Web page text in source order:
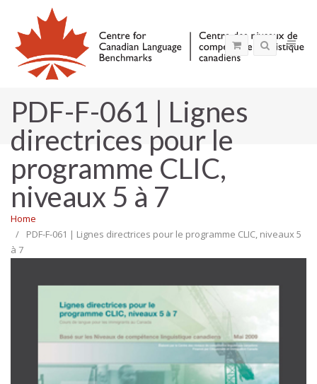
PDF-F-061 | Lignes
directrices pour le
programme CLIC,
niveaux 5 à 7
Home
PDF-F-061 | Lignes directrices pour le programme CLIC, niveaux 5
à 7